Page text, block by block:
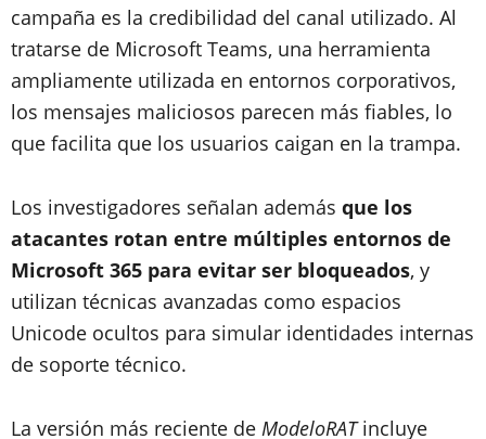
campaña es la credibilidad del canal utilizado. Al
tratarse de Microsoft Teams, una herramienta
ampliamente utilizada en entornos corporativos,
los mensajes maliciosos parecen más fiables, lo
que facilita que los usuarios caigan en la trampa.
Los investigadores señalan además que los
atacantes rotan entre múltiples entornos de
Microsoft 365 para evitar ser bloqueados, y
utilizan técnicas avanzadas como espacios
Unicode ocultos para simular identidades internas
de soporte técnico.
La versión más reciente de ModeloRATincluye